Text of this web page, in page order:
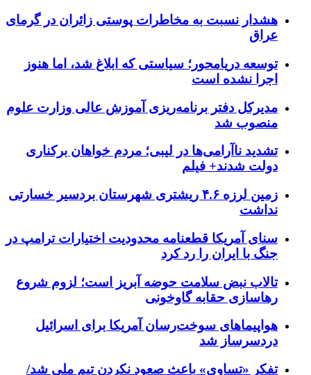
هشدار نسبت به مخاطرات پوستی زائران در گرمای
عراق
توسعه دریامحور؛ سیاستی که ابلاغ شد، اما هنوز
اجرا نشده است
مدیرکل دفتر برنامه‌ریزی آموزش عالی وزارت علوم
منصوب شد
تشدید ناآرامی‌ها در لیبی؛ مردم خواهان برکناری
دولت شدند+ فیلم
زمین لرزه ۴.۶ ریشتری شهرستان بردسیر خسارتی
نداشت
سنای آمریکا قطعنامه محدودیت اختیارات ترامپ در
جنگ با ایران را رد کرد
تالاب نبض سلامت حوضه آبریز است؛ لزوم شروع
رهاسازی حقابه گاوخونی
هواپیماهای سوخت‌رسان آمریکا برای اسرائیل
دردسرساز شد
تفکر «تساوی» باعث صعود نکردن تیم ملی شد/